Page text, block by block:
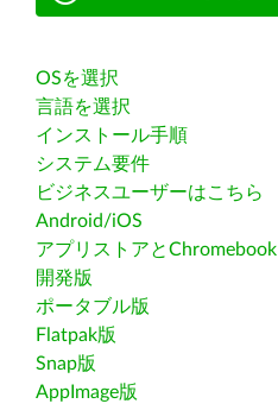
OSを選択
言語を選択
インストール手順
システム要件
ビジネスユーザーはこちら
Android/iOS
アプリストアとChromebook
開発版
ポータブル版
Flatpak版
Snap版
AppImage版